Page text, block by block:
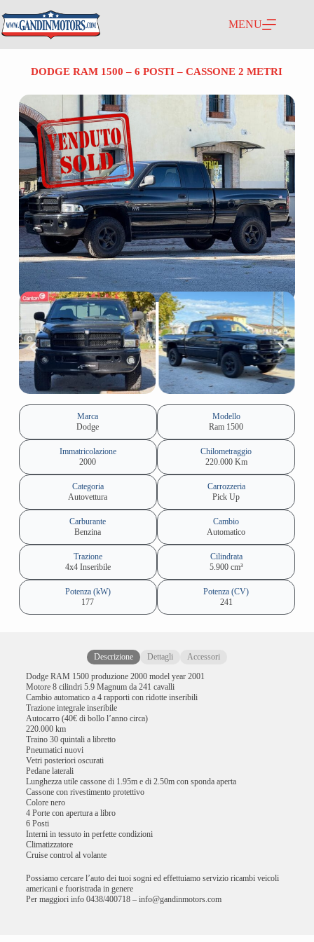
MENU
DODGE RAM 1500 – 6 POSTI – CASSONE 2 METRI
Marca
Dodge
Modello
Ram 1500
Immatricolazione
2000
Chilometraggio
220.000 Km
Categoria
Autovettura
Carrozzeria
Pick Up
Carburante
Benzina
Cambio
Automatico
Trazione
4x4 Inseribile
Cilindrata
5.900 cm³
Potenza (kW)
177
Potenza (CV)
241
Descrizione Dettagli
Accessori
Dodge RAM 1500 produzione 2000 model year 2001
Motore 8 cilindri 5.9 Magnum da 241 cavalli
Cambio automatico a 4 rapporti con ridotte inseribili
Trazione integrale inseribile
Autocarro (40€ di bollo l’anno circa)
220.000 km
Traino 30 quintali a libretto
Pneumatici nuovi
Vetri posteriori oscurati
Pedane laterali
Lunghezza utile cassone di 1.95m e di 2.50m con sponda aperta
Cassone con rivestimento protettivo
Colore nero
4 Porte con apertura a libro
6 Posti
Interni in tessuto in perfette condizioni
Climatizzatore
Cruise control al volante
Possiamo cercare l’auto dei tuoi sogni ed effettuiamo servizio ricambi veicoli
americani e fuoristrada in genere
Per maggiori info 0438/400718 – info@gandinmotors.com